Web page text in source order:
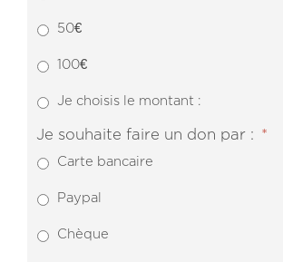
50€
100€
Je choisis le montant :
Je souhaite faire un don par : *
Carte bancaire
Paypal
Chèque